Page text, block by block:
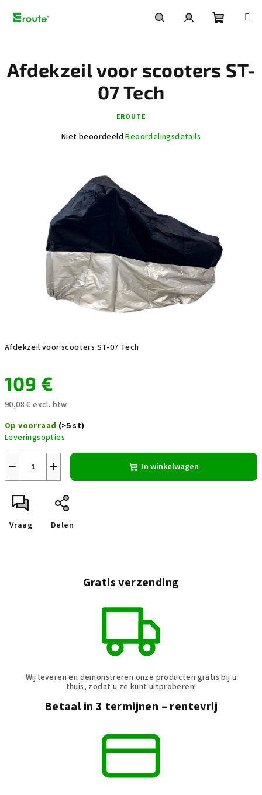
naar
Afdekzeil voor scooters ST-07 Tech
109 €
90,08 € excl. btw
prijs:
Op voorraad (>5 st)
Leveringsopties
+
− In winkelwagen
Vraag Delen
Afdekzeil voor scooters ST-
07 Tech
EROUTE
De
van
5
sterren.
Niet beoordeeldBeoordelingsdetails
Gratis verzending
Wij leveren en demonstreren onze producten gratis bij u
thuis, zodat u ze kunt uitproberen!
Betaal in 3 termijnen – rentevrij